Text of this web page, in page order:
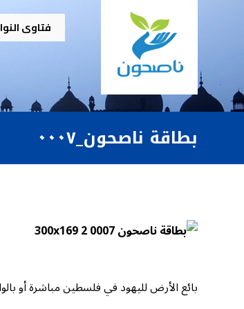
فتاوى
بطاقة ناصحون_٠٠٠٧
بائع الأرض لليهود في فلسطين مباشرة أو